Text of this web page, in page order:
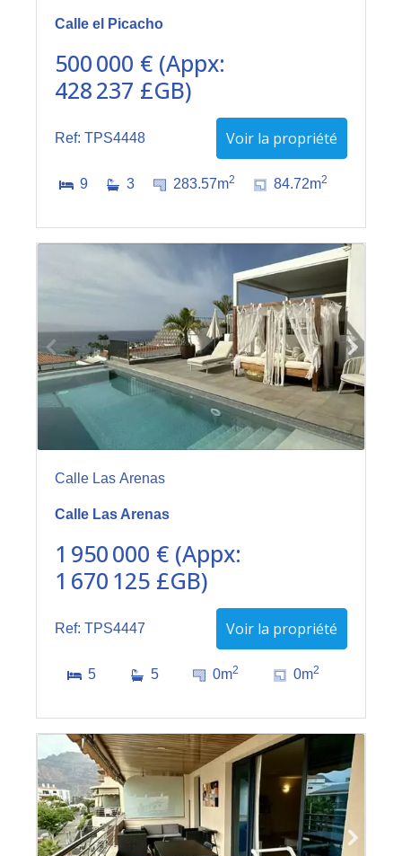
Calle el Picacho
500 000 € (Appx:
428 237 £GB)
Ref: TPS4448 Voir la propriété
9 3 283.57m2 84.72m2
Calle Las Arenas
Calle Las Arenas
1 950 000 € (Appx:
1 670 125 £GB)
Ref: TPS4447 Voir la propriété
5 5 0m2 0m2